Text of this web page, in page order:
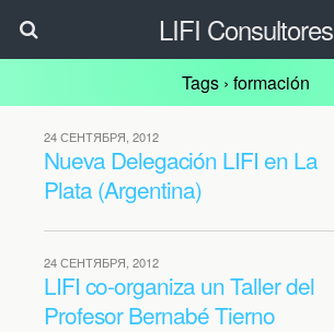
LIFI Consultores
Tags › formación
24 СЕНТЯБРЯ, 2012
Nueva Delegación LIFI en La
Plata (Argentina)
24 СЕНТЯБРЯ, 2012
LIFI co-organiza un Taller del
Profesor Bernabé Tierno